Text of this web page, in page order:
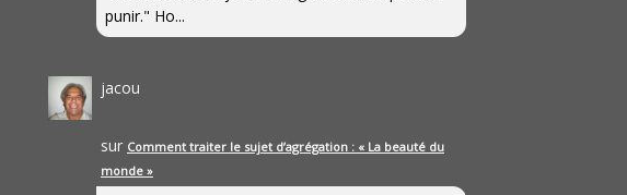
punir." Ho...
jacou
sur Comment traiter le sujet d’agrégation : « La beauté du
monde »